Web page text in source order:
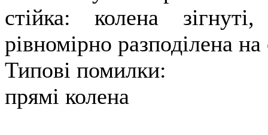
стійка: колена
рівномірно разподілена
Типові помилки:
прямі колена